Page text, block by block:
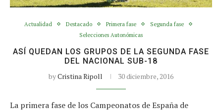
Actualidad Destacado Primera fase
Segunda fase
Selecciones Autonómicas
ASÍ QUEDAN LOS GRUPOS DE LA SEGUNDA FASE
DEL NACIONAL SUB-18
byCristina Ripoll 30 diciembre, 2016
La primera fase de los Campeonatos de España de